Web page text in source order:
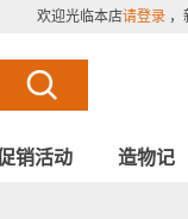
欢迎光临本店请登录 ，
销活动 造物记